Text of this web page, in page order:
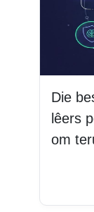
Die
lêers
om